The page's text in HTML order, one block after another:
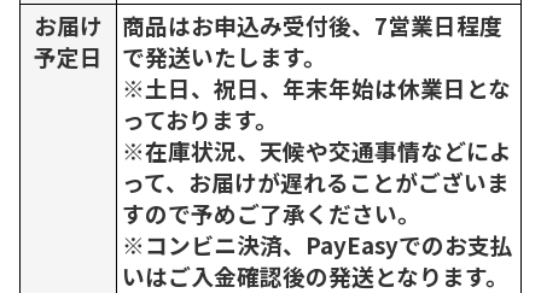
お届け
予定日
商品はお申込み受付後、7営業日程度
で発送いたします。
※土日、祝日、年末年始は休業日とな
っております。
※在庫状況、天候や交通事情などによ
って、お届けが遅れることがございま
すので予めご了承ください。
※コンビニ決済、PayEasyでのお支払
いはご入金確認後の発送となります。